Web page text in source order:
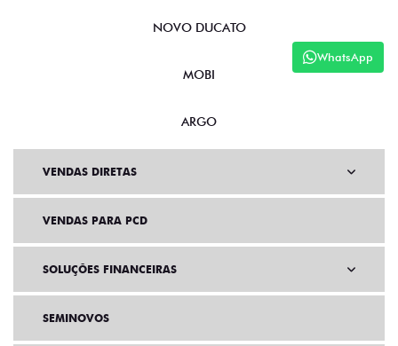
WhatsApp
NOVO DUCATO
MOBI
ARGO
VENDAS DIRETAS
VENDAS PARA PCD
SOLUÇÕES FINANCEIRAS
SEMINOVOS